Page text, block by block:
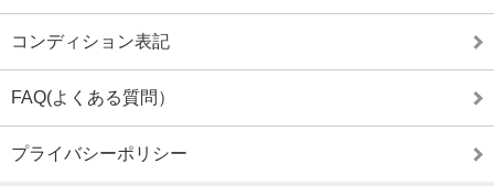
コンディション表記
FAQ(よくある質問）
プライバシーポリシー